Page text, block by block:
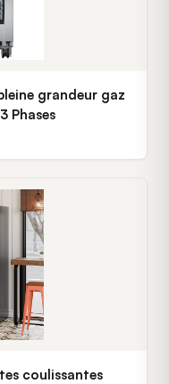
grandeur gaz
Phases
coulissantes